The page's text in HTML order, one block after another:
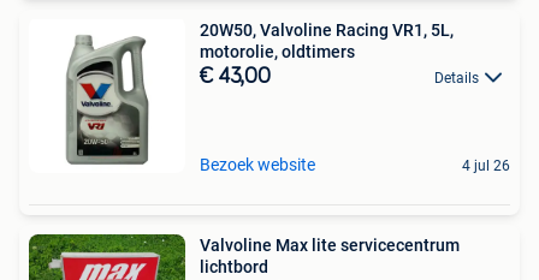
20W50, Valvoline Racing VR1, 5L,
motorolie, oldtimers
€ 43,00 Details
Bezoek website 4 jul 26
Valvoline Max lite servicecentrum
lichtbord